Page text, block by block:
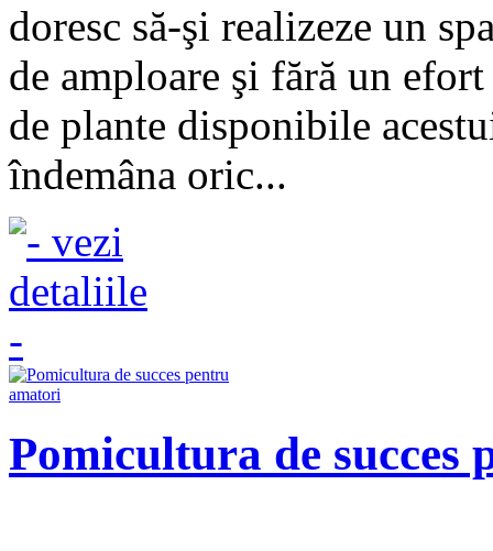
doresc să-şi realizeze un
de amploare şi fără un
de plante disponibile
îndemâna oric...
Pomicultura de succes